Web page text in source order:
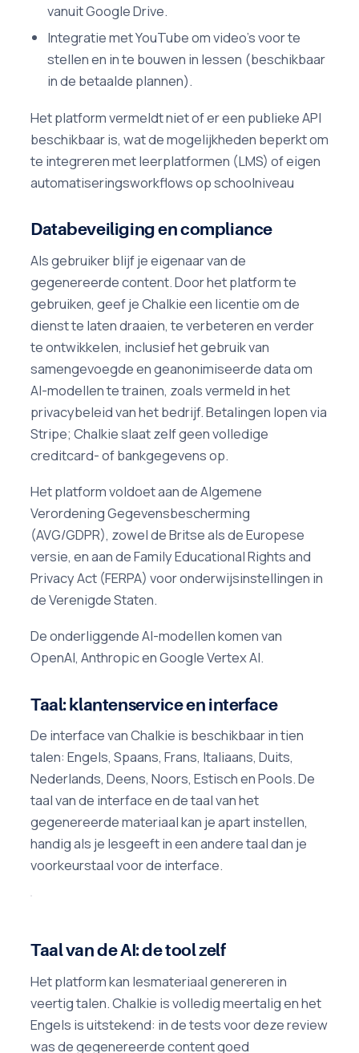
vanuit Google Drive.
Integratie met YouTube om video's voor te
stellen en in te bouwen in lessen (beschikbaar
in de betaalde plannen).
Het platform vermeldt niet of er een publieke API
beschikbaar is, wat de mogelijkheden beperkt om
te integreren met leerplatformen (LMS) of eigen
automatiseringsworkflows op schoolniveau
Databeveiliging en compliance
Als gebruiker blijf je eigenaar van de
gegenereerde content. Door het platform te
gebruiken, geef je Chalkie een licentie om de
dienst te laten draaien, te verbeteren en verder
te ontwikkelen, inclusief het gebruik van
samengevoegde en geanonimiseerde data om
AI-modellen te trainen, zoals vermeld in het
privacybeleid van het bedrijf. Betalingen lopen via
Stripe; Chalkie slaat zelf geen volledige
creditcard- of bankgegevens op.
Het platform voldoet aan de Algemene
Verordening Gegevensbescherming
(AVG/GDPR), zowel de Britse als de Europese
versie, en aan de Family Educational Rights and
Privacy Act (FERPA) voor onderwijsinstellingen in
de Verenigde Staten.
De onderliggende AI-modellen komen van
OpenAI, Anthropic en Google Vertex AI.
Taal: klantenservice en interface
De interface van Chalkie is beschikbaar in tien
talen: Engels, Spaans, Frans, Italiaans, Duits,
Nederlands, Deens, Noors, Estisch en Pools. De
taal van de interface en de taal van het
gegenereerde materiaal kan je apart instellen,
handig als je lesgeeft in een andere taal dan je
voorkeurstaal voor de interface.
Taal van de AI: de tool zelf
Het platform kan lesmateriaal genereren in
veertig talen. Chalkie is volledig meertalig en het
Engels is uitstekend: in de tests voor deze review
was de gegenereerde content goed